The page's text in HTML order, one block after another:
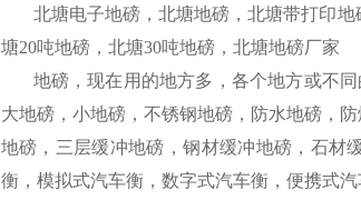
北塘电子地磅，北塘地磅，北塘带打印地
塘20吨地磅，北塘30吨地磅，北塘地磅厂家
地磅，现在用的地方多，各个地方或不
大地磅，小地磅，不锈钢地磅，防水地磅，
地磅，三层缓冲地磅，钢材缓冲地磅，石材
衡，模拟式汽车衡，数字式汽车衡，便携式